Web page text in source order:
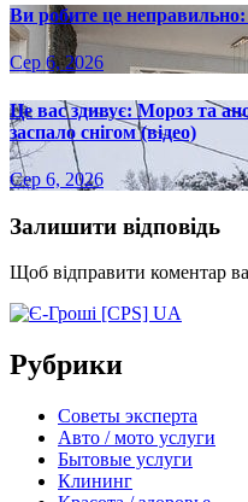
Ви робите це
Сер 6, 2026
Це вас здивує: Мороз та
заспало снігом (відео)
Сер 6, 2026
Залишити відповідь
Щоб відправити коментар
Рубрики
Советы эксперта
Авто / мото услуги
Бытовые услуги
Клининг